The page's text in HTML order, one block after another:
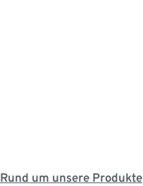
Rund um unsere Produkte